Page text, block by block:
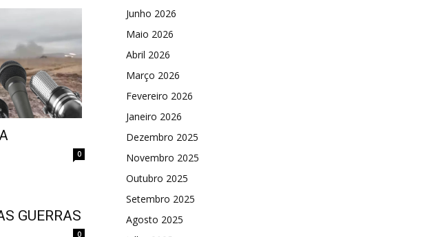
0
GUERRAS
0
Junho 2026
Maio 2026
Abril 2026
Março 2026
Fevereiro 2026
Janeiro 2026
Dezembro 2025
Novembro 2025
Outubro 2025
Setembro 2025
Agosto 2025